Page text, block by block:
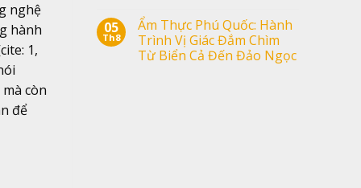
nghệ
hành
1,
còn
để
05
Th8
Ẩm Thực Phú Quốc: Hành
Trình Vị Giác Đắm Chìm
Từ Biển Cả Đến Đảo Ngọc